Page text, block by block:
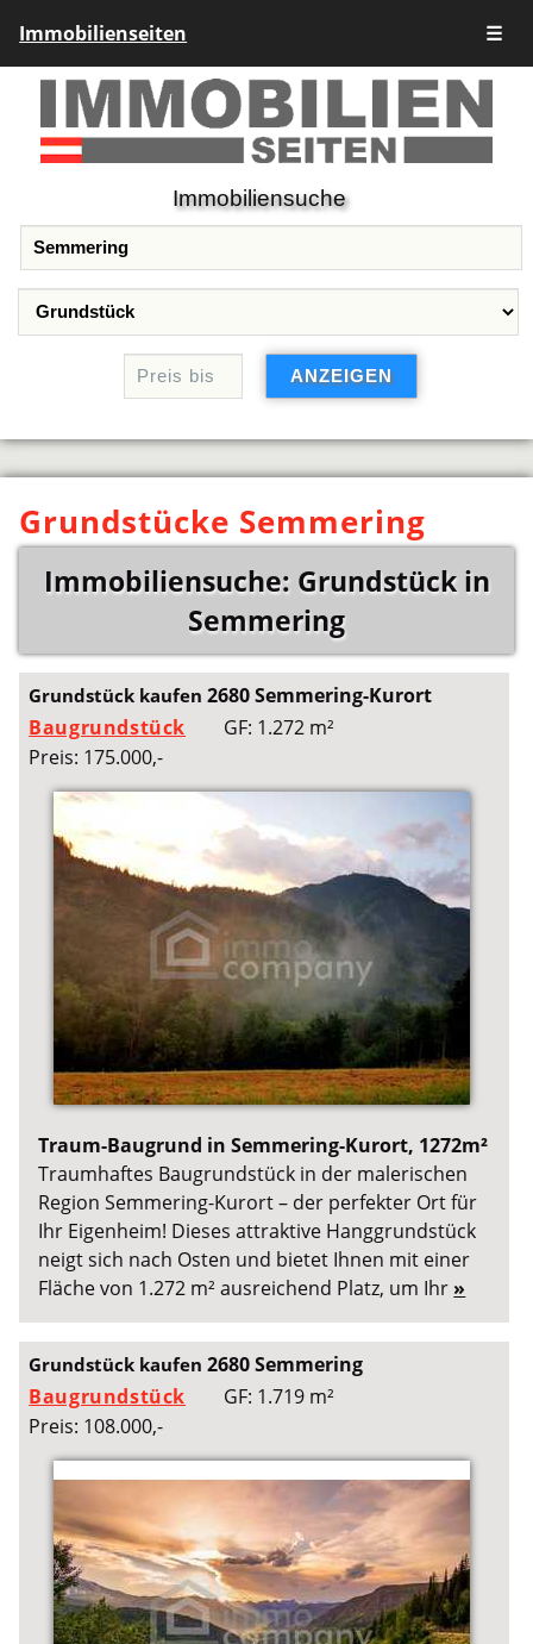
Immobilienseiten ☰
Immobiliensuche
Grundstücke Semmering
Immobiliensuche: Grundstück in
Semmering
Grundstück kaufen2680 Semmering-Kurort
Baugrundstück
GF: 1.272 m²
Preis: 175.000,-
Traum-Baugrund in Semmering-Kurort, 1272m²
Traumhaftes Baugrundstück in der malerischen
Region Semmering-Kurort – der perfekter Ort für
Ihr Eigenheim! Dieses attraktive Hanggrundstück
neigt sich nach Osten und bietet Ihnen mit einer
Fläche von 1.272 m² ausreichend Platz, um Ihr »
Grundstück kaufen2680 Semmering
Baugrundstück
GF: 1.719 m²
Preis: 108.000,-